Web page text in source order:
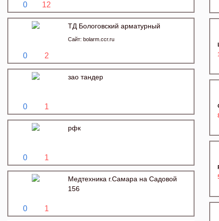
0 12
0 2
ТД Бологовский арматурный
Сайт: bolarm.ccr.ru
0 1
зао тандер
0 1
рфк
0 1
Медтехника г.Самара на Садовой
156